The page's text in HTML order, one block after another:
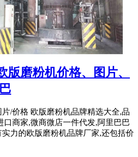
版磨粉机价格、图片、
/价格 欧版磨粉机品牌精选大全,品
口商家,微商微店一件代发,阿里巴巴
实力的欧版磨粉机品牌厂家,还包括价